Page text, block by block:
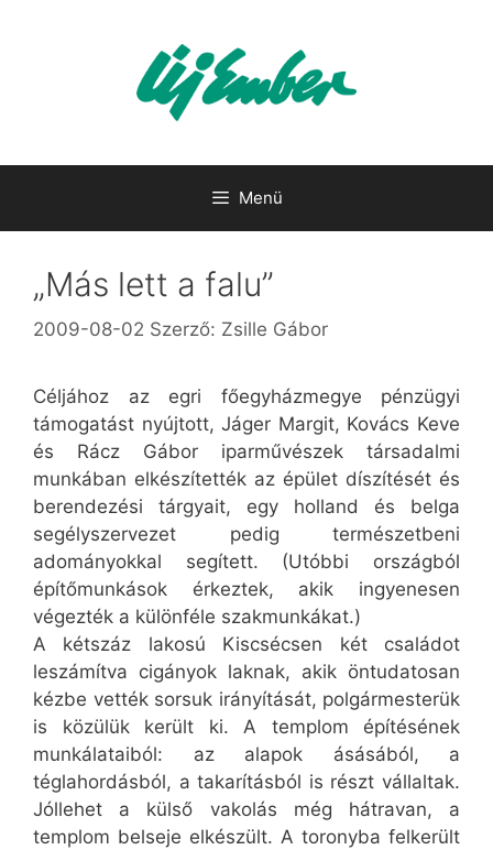
Menü
„Más lett a falu”
2009-08-02 Szerző: Zsille Gábor
Céljához az egri főegyházmegye pénzügyi
támogatást nyújtott, Jáger Margit, Kovács Keve
és Rácz Gábor iparművészek társadalmi
munkában elkészítették az épület díszítését és
berendezési tárgyait, egy holland és belga
segélyszervezet pedig természetbeni
adományokkal segített. (Utóbbi országból
építőmunkások érkeztek, akik ingyenesen
végezték a különféle szakmunkákat.)
A kétszáz lakosú Kiscsécsen két családot
leszámítva cigányok laknak, akik öntudatosan
kézbe vették sorsuk irányítását, polgármesterük
is közülük került ki. A templom építésének
munkálataiból: az alapok ásásából, a
téglahordásból, a takarításból is részt vállaltak.
Jóllehet a külső vakolás még hátravan, a
templom belseje elkészült. A toronyba felkerült